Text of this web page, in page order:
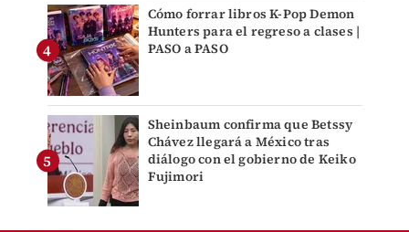
Cómo forrar libros K-Pop Demon
Hunters para el regreso a clases |
PASO a PASO
Sheinbaum confirma que Betssy
Chávez llegará a México tras
diálogo con el gobierno de Keiko
Fujimori